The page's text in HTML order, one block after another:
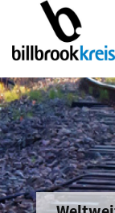
UNSERE THEMEN
25 JAHRE NETZWERK
GESPRÄCHSKREISE
UNTERNEHMEN &
JOB &
BRANCHENINFOS